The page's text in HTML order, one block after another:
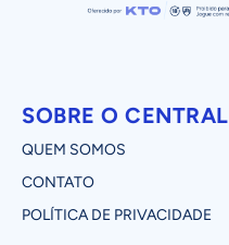
SOBRE O CENTRAL
QUEM SOMOS
CONTATO
POLÍTICA DE PRIVACIDADE